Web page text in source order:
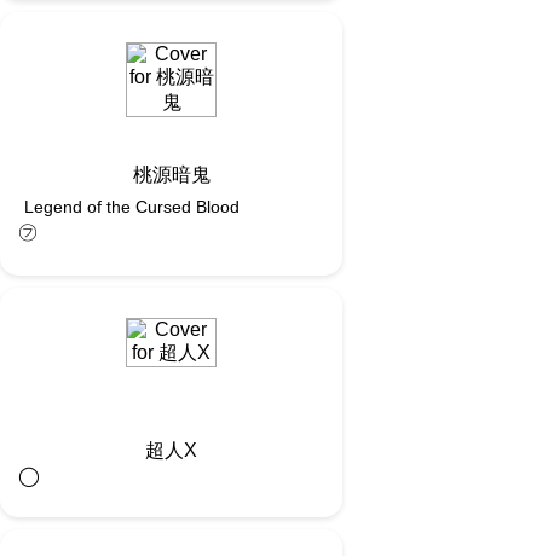
桃源暗鬼
Legend of the Cursed Blood
㋫
超人X
◯︎